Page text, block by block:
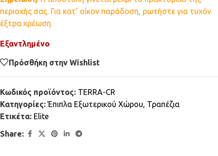
περιοχής σας. Για κατ’ οίκον παράδοση, ρωτήστε για τυχόν
έξτρα χρέωση.
Εξαντλημένο
Πρόσθήκη στην Wishlist
Κωδικός προϊόντος: TERRA-CR
Κατηγορίες: Έπιπλα Εξωτερικού Χώρου, Τραπέζια
Ετικέτα: Elite
Share: